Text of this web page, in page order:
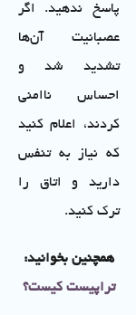
پاسخ ندهید. اگر
عصبانیت آن‌ها
تشدید شد و
احساس ناامنی
کردند، اعلام کنید
که نیاز به تنفس
دارید و اتاق را
ترک کنید.
همچنین بخوانید:
تراپیست کیست؟